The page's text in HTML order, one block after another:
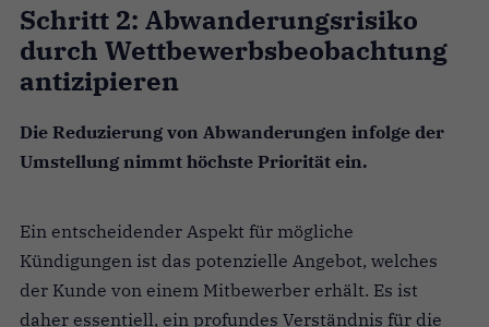
Schritt 2: Abwanderungsrisiko
durch Wettbewerbsbeobachtung
antizipieren
Die Reduzierung von Abwanderungen infolge der
Umstellung nimmt höchste Priorität ein.
Ein entscheidender Aspekt für mögliche
Kündigungen ist das potenzielle Angebot, welches
der Kunde von einem Mitbewerber erhält. Es ist
daher essentiell, ein profundes Verständnis für die